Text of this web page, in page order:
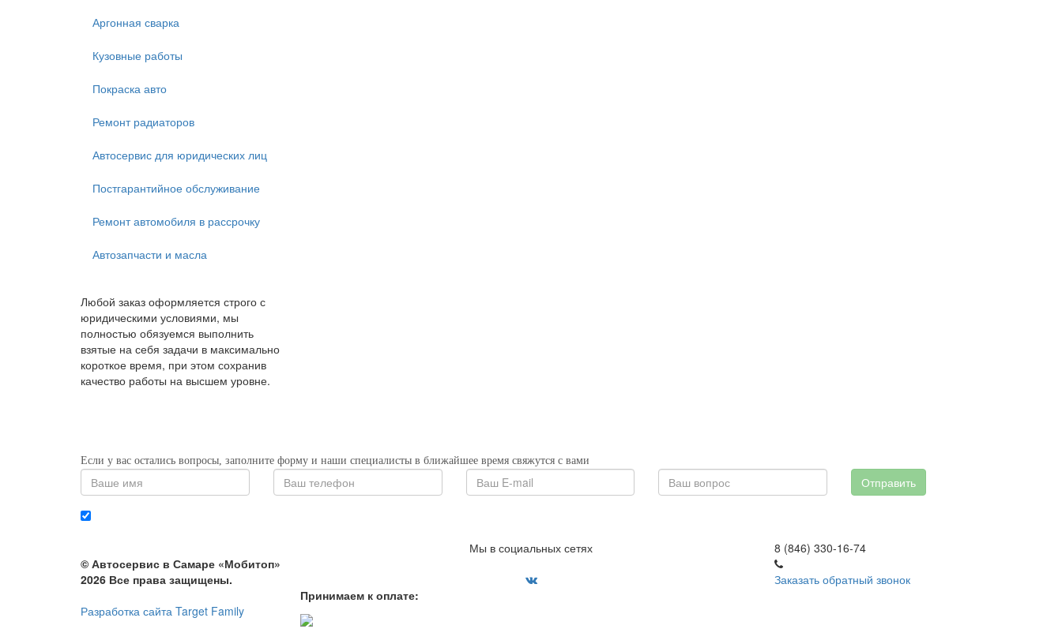
Аргонная сварка
Кузовные работы
Покраска авто
Ремонт радиаторов
Автосервис для юридических лиц
Постгарантийное обслуживание
Ремонт автомобиля в рассрочку
Автозапчасти и масла
Любой заказ оформляется строго с
юридическими условиями, мы
полностью обязуемся выполнить
взятые на себя задачи в максимально
короткое время, при этом сохранив
качество работы на высшем уровне.
Если у вас остались вопросы, заполните форму и наши специалисты в ближайшее время свяжутся с вами
Отправить
© Автосервис в Самаре «Мобитоп»
2026 Все права защищены.
Разработка сайта Target Family
Мы в социальных сетях
8 (846) 330-16-74
Заказать обратный звонок
Принимаем к оплате: